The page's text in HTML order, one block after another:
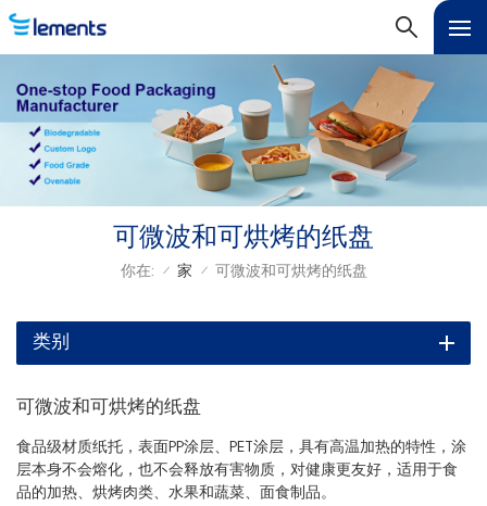
可微波和可烘烤的纸盘
你在: / 家 / 可微波和可烘烤的纸盘
类别
可微波和可烘烤的纸盘
食品级材质纸托，表面PP涂层、PET涂层，具有高温加热的特性，涂
层本身不会熔化，也不会释放有害物质，对健康更友好，适用于食
品的加热、烘烤肉类、水果和蔬菜、面食制品。